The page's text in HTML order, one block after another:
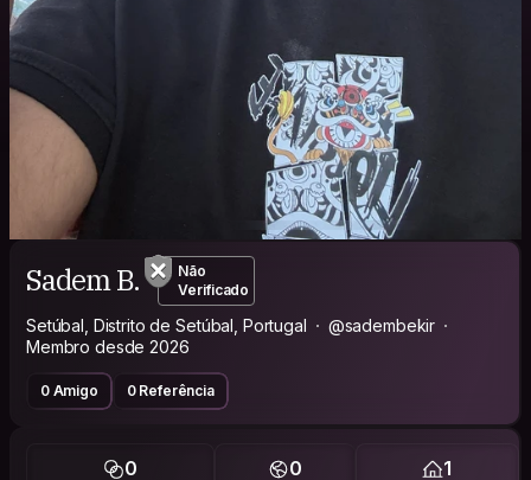
Sadem B.
Não
Verificado
Setúbal, Distrito de Setúbal, Portugal
@sadembekir
Membro desde 2026
0 Amigo 0 Referência
0 0 1